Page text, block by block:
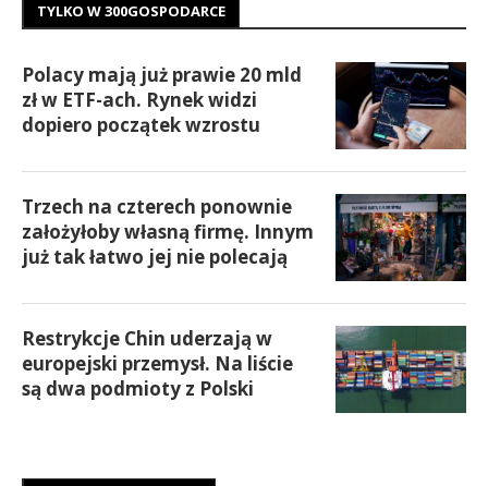
TYLKO W 300GOSPODARCE
Polacy mają już prawie 20 mld
zł w ETF-ach. Rynek widzi
dopiero początek wzrostu
Trzech na czterech ponownie
założyłoby własną firmę. Innym
już tak łatwo jej nie polecają
Restrykcje Chin uderzają w
europejski przemysł. Na liście
są dwa podmioty z Polski